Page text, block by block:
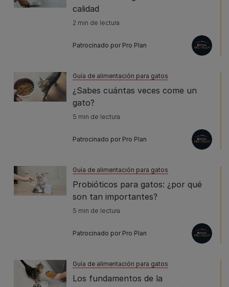
calidad
2 min de lectura
Patrocinado por Pro Plan
Guía de alimentación para gatos
¿Sabes cuántas veces come un
gato?
5 min de lectura
Patrocinado por Pro Plan
Guía de alimentación para gatos
Probióticos para gatos: ¿por qué
son tan importantes?
5 min de lectura
Patrocinado por Pro Plan
Guía de alimentación para gatos
Los fundamentos de la